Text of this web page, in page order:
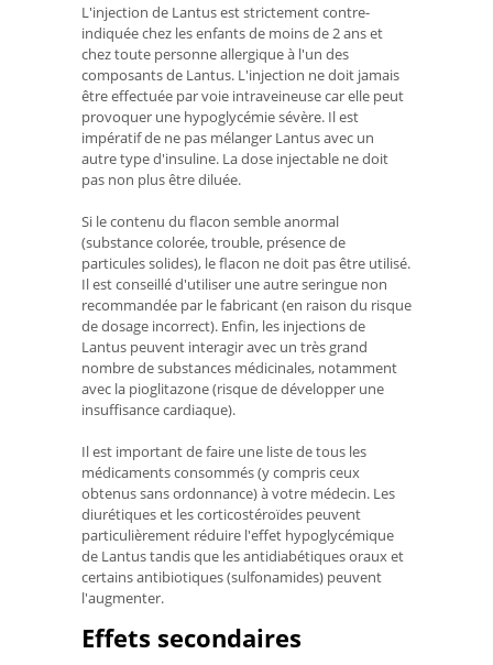
L'injection de Lantus est strictement contre-
indiquée chez les enfants de moins de 2 ans et
chez toute personne allergique à l'un des
composants de Lantus. L'injection ne doit jamais
être effectuée par voie intraveineuse car elle peut
provoquer une hypoglycémie sévère. Il est
impératif de ne pas mélanger Lantus avec un
autre type d'insuline. La dose injectable ne doit
pas non plus être diluée.
Si le contenu du flacon semble anormal
(substance colorée, trouble, présence de
particules solides), le flacon ne doit pas être utilisé.
Il est conseillé d'utiliser une autre seringue non
recommandée par le fabricant (en raison du risque
de dosage incorrect). Enfin, les injections de
Lantus peuvent interagir avec un très grand
nombre de substances médicinales, notamment
avec la pioglitazone (risque de développer une
insuffisance cardiaque).
Il est important de faire une liste de tous les
médicaments consommés (y compris ceux
obtenus sans ordonnance) à votre médecin. Les
diurétiques et les corticostéroïdes peuvent
particulièrement réduire l'effet hypoglycémique
de Lantus tandis que les antidiabétiques oraux et
certains antibiotiques (sulfonamides) peuvent
l'augmenter.
Effets secondaires